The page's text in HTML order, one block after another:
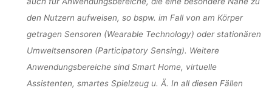
(SOTEDIT)”
DER GI-
den Nutzern aufweisen, so bspw. im Fall von am Körper
getragen Sensoren (Wearable Technology) oder stationären
Umweltsensoren (Participatory Sensing). Weitere
Anwendungsbereiche sind Smart Home, virtuelle
Assistenten, smartes Spielzeug u. Ä. In all diesen Fällen